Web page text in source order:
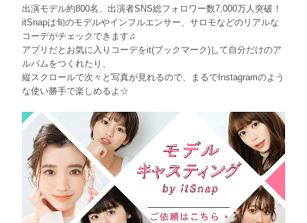
出演モデル約800名、出演者SNS総フォロワー数7,000万人突破！
itSnapは旬のモデルやインフルエンサー、サロモなどのリアルな
コーデがチェックできます♫
アプリだとお気に入りコーデをit(ブックマーク)して自分だけのア
ルバムをつくれたり、
縦スクロールで次々と写真が見れるので、まるでInstagramのよう
な使い勝手で楽しめるよ☆